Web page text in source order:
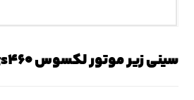
سینی زیر موتور لکسوس gs۴۶۰ ( جی اس ۴۶۰ )